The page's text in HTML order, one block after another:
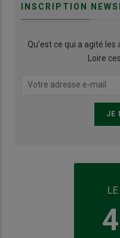
INSCRIPTION
Qu’est ce qui a agité
Loire